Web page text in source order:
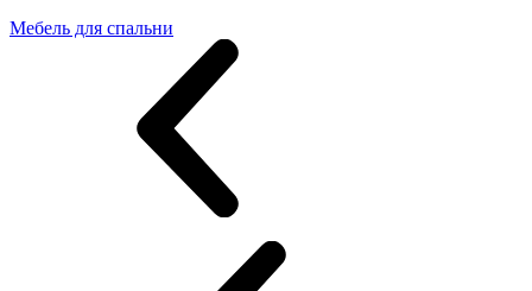
Мебель для спальни